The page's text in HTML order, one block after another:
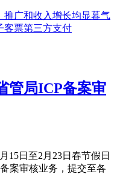
推广和收入增长均显暮气
客票第三方支付
管局ICP备案审
15日至2月23日春节假日
案审核业务，提交至各